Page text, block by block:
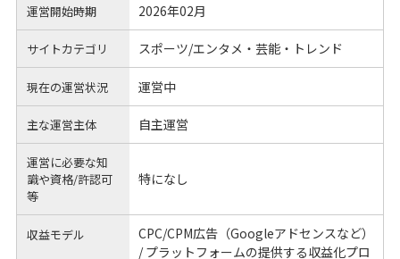
運営開始時期 2026年02月
サイトカテゴリ スポーツ/エンタメ・芸能・トレンド
現在の運営状況 運営中
主な運営主体 自主運営
運営に必要な知
識や資格/許認可
等
特になし
収益モデル
CPC/CPM広告（Googleアドセンスなど）
/ プラットフォームの提供する収益化プロ